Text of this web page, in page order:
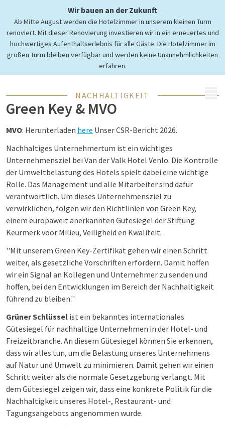
Wir bauen an der Zukunft
Ab Mitte August werden die Hotelzimmer in unserem kleinen Turm
renoviert. Mit dieser Renovierung investieren wir in ein erneuertes und
hochwertiges Aufenthaltserlebnis für alle Gäste. Die Hotelzimmer im
großen Turm bleiben verfügbar und werden keine Unannehmlichkeiten
erfahren.
und gesellschaftlich
verantwortliches
Unternehmertum
NACHHALTIGKEIT
Green Key & MVO
MVO: Herunterladen here Unser CSR-Bericht 2026.
Nachhaltiges Unternehmertum ist ein wichtiges
Unternehmensziel bei Van der Valk Hotel Venlo. Die Kontrolle
der Umweltbelastung des Hotels spielt dabei eine wichtige
Rolle. Das Management und alle Mitarbeiter sind dafür
verantwortlich. Um dieses Unternehmensziel zu
verwirklichen, folgen wir den Richtlinien von Green Key,
einem europaweit anerkannten Gütesiegel der Stiftung
Keurmerk voor Milieu, Veiligheid en Kwaliteit.
''Mit unserem Green Key-Zertifikat gehen wir einen Schritt
weiter, als gesetzliche Vorschriften erfordern. Damit hoffen
wir ein Signal an Kollegen und Unternehmer zu senden und
hoffen, bei den Entwicklungen im Bereich der Nachhaltigkeit
führend zu bleiben.''
Grüner Schlüssel ist ein bekanntes internationales
Gütesiegel für nachhaltige Unternehmen in der Hotel- und
Freizeitbranche. An diesem Gütesiegel können Sie erkennen,
dass wir alles tun, um die Belastung unseres Unternehmens
auf Natur und Umwelt zu minimieren. Damit gehen wir einen
Schritt weiter als die normale Gesetzgebung verlangt. Mit
dem Gütesiegel zeigen wir, dass eine konkrete Politik für die
Nachhaltigkeit unseres Hotel-, Restaurant- und
Tagungsangebots angenommen wurde.